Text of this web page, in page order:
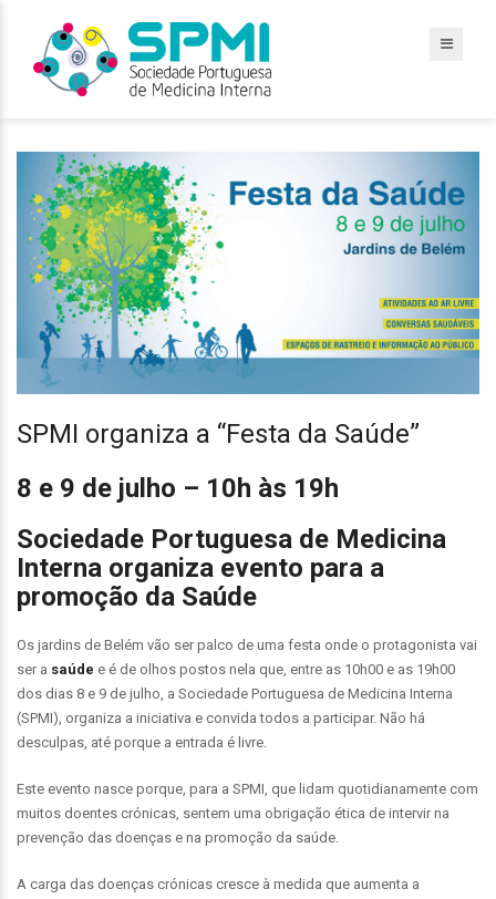
SPMI organiza a “Festa da Saúde”
8 e 9 de julho – 10h às 19h
Sociedade Portuguesa de Medicina
Interna organiza evento para a
promoção da Saúde
Os jardins de Belém vão ser palco de uma festa onde o protagonista vai
ser a saúde e é de olhos postos nela que, entre as 10h00 e as 19h00
dos dias 8 e 9 de julho, a Sociedade Portuguesa de Medicina Interna
(SPMI), organiza a iniciativa e convida todos a participar. Não há
desculpas, até porque a entrada é livre.
Este evento nasce porque, para a SPMI, que lidam quotidianamente com
muitos doentes crónicas, sentem uma obrigação ética de intervir na
prevenção das doenças e na promoção da saúde.
A carga das doenças crónicas cresce à medida que aumenta a